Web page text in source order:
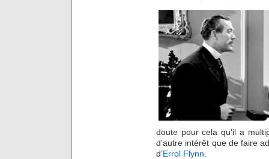
doute pour cela qu’il a
d’autre intérêt que de faire
d’Errol Flynn